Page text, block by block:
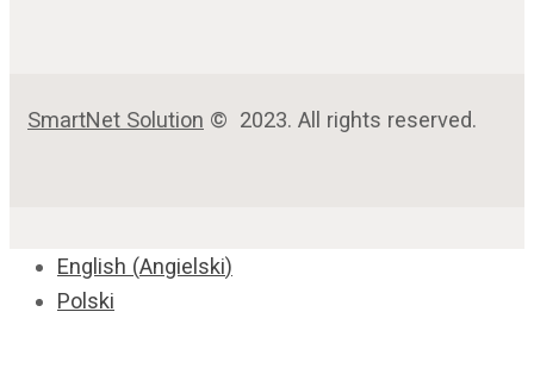
SmartNet Solution © 2023. All rights reserved.
English (Angielski)
Polski